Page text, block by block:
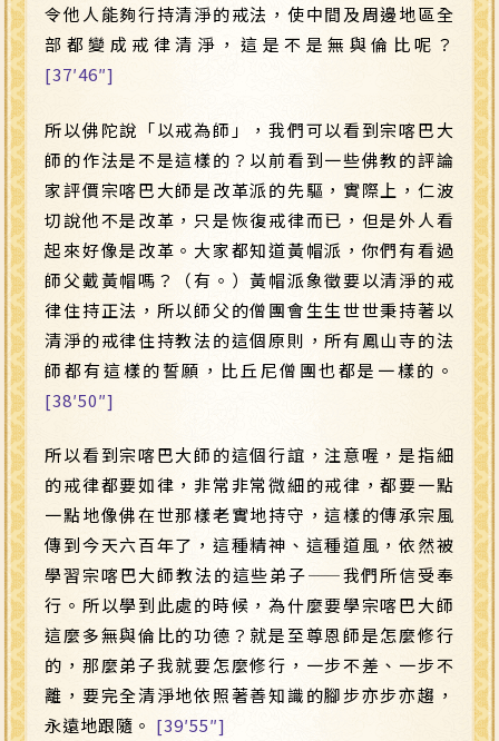
令他人能夠行持清淨的戒法，使中間及周邊地區全
部都變成戒律清淨，這是不是無與倫比呢？
[37′46″]
所以佛陀說「以戒為師」，我們可以看到宗喀巴大
師的作法是不是這樣的？以前看到一些佛教的評論
家評價宗喀巴大師是改革派的先驅，實際上，仁波
切說他不是改革，只是恢復戒律而已，但是外人看
起來好像是改革。大家都知道黃帽派，你們有看過
師父戴黃帽嗎？（有。）黃帽派象徵要以清淨的戒
律住持正法，所以師父的僧團會生生世世秉持著以
清淨的戒律住持教法的這個原則，所有鳳山寺的法
師都有這樣的誓願，比丘尼僧團也都是一樣的。
[38′50″]
所以看到宗喀巴大師的這個行誼，注意喔，是指細
的戒律都要如律，非常非常微細的戒律，都要一點
一點地像佛在世那樣老實地持守，這樣的傳承宗風
傳到今天六百年了，這種精神、這種道風，依然被
學習宗喀巴大師教法的這些弟子——我們所信受奉
行。所以學到此處的時候，為什麼要學宗喀巴大師
這麼多無與倫比的功德？就是至尊恩師是怎麼修行
的，那麼弟子我就要怎麼修行，一步不差、一步不
離，要完全清淨地依照著善知識的腳步亦步亦趨，
永遠地跟隨。 [39′55″]